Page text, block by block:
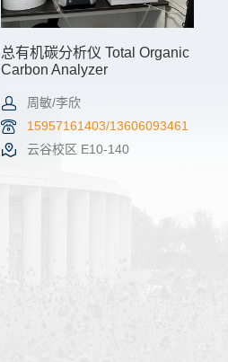
总有机碳分析仪 Total Organic
Carbon Analyzer
周敏/李欣
15957161403/13606093461
云谷校区 E10-140